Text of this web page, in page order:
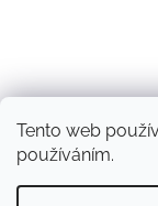
Tento web
používáním.